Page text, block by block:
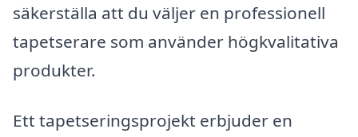
säkerställa att du väljer en professionell
tapetserare som använder högkvalitativa
produkter.
Ett tapetseringsprojekt erbjuder en